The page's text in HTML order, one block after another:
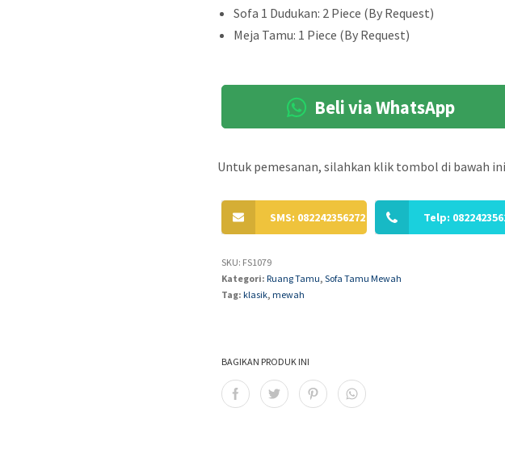
Sofa 1 Dudukan: 2 Piece (By Request)
Meja Tamu: 1 Piece (By Request)
Beli via WhatsApp
Untuk pemesanan, silahkan klik tombol di bawah
SMS: 082242356272 Telp:
SKU: FS1079
Kategori:Ruang Tamu,Sofa Tamu Mewah
Tag:klasik,mewah
BAGIKAN PRODUK INI